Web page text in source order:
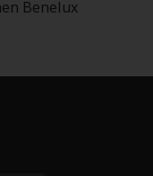
Benelux